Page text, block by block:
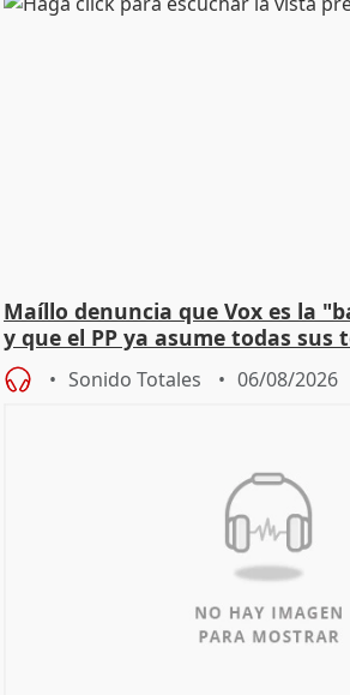
Maíllo denuncia que Vox es la
y que el PP ya asume todas sus
Sonido Totales 06/08/2026